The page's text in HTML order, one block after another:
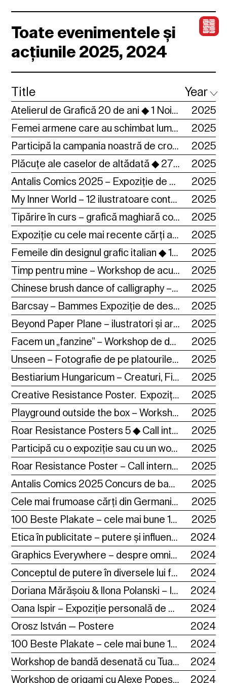
Toate evenimentele și
acțiunile 2025, 2024
Title Year
Atelierul de Grafică 20 de ani ◆ 1 Noiembrie – 30 Noiembrie 2025
2025
Femei armene care au schimbat lumea – Ilustrații de Maretta Aivazian. ◆ 01-30 Noiembrie 2025 ◆
2025
Participă la campania noastră de crowdfunding ◆ Până la 30 Noiembrie ◆
2025
Plăcuțe ale caselor de altădată ◆ 27 Octombrie – 4 Noiembrie 2025 ◆
2025
Antalis Comics 2025 – Expoziție de bandă desenată ◆ 1-30 Noiembrie 2025 ◆
2025
My Inner World – 12 ilustratoare contemporane ◆ 1-30 Noiembrie 2025 ◆
2025
Tipărire în curs – grafică maghiară contemporană ◆ 23 Octombrie – 15 Noiembrie ◆
2025
Expoziție cu cele mai recente cărți ale Annei Benczédi ◆ 1-30 Noiembrie 2025 ◆
2025
Femeile din designul grafic italian ◆ 1-30 Noiembrie 2025 ◆
2025
Timp pentru mine – Workshop de acuarelă, pentru adulți, cu Ana-Maria Gălețeanu ◆ 8 Noiembrie 2025 ◆
2025
Chinese brush dance of calligraphy – Workshop de caligrafie chineză cu Andreea Pașca ◆ 1-2 Noiembrie 2025 ◆
2025
Barcsay – Bammes Expoziție de desene ◆ 13 Octombrie – 5 decembrie ◆
2025
Beyond Paper Plane – ilustratori și artiști cehi contemporani ◆ 01-29 Noiembrie 2025 ◆
2025
Facem un „fanzine” – Workshop de desen și pictură pentru copii, cu Ana-Maria Gălețeanu ◆ 9 Noiembrie 2025 ◆
2025
Unseen – Fotografie de pe platourile de filmare ◆ 9. 11 – 5. 12. 2025 Vernisaj 9. 11 ora 19.00 ◆
2025
Bestiarium Hungaricum – Creaturi, Ființe Minunate din Folclorul Maghiar ◆ 01-30.11. 2025 ◆
2025
Creative Resistance Poster. Expoziție de afișe Ucraina ◆ 01-30 Noiembrie ◆
2025
Playground outside the box – Workshop de bandă desenată cu Anna Benczédi ◆ 22-23 Noiembrie 2025 ◆
2025
Roar Resistance Posters 5 ◆ Call internațional de afiș ◆ Până la 30 Septembrie ◆
2025
Participă cu o expoziție sau cu un workshop ◆ Până la 10 Octombrie ◆
2025
Roar Resistance Poster – Call internațional de afiș ◆ 01-30 Noiembrie 2025 ◆
2025
Antalis Comics 2025 Concurs de bandă desenată ◆ până la 30 Septembrie 2025 ◆
2025
Cele mai frumoase cărți din Germania și Austria ◆ 01-30 Noiembrie 2025 ◆
2025
100 Beste Plakate – cele mai bune 100 ale lui 2024, din Germania, Elveția, Austria ◆ 01-30 Noiembrie 2025 ◆
2025
Etica în publicitate – putere și influență în teenvertising
2024
Graphics Everywhere – despre omniprezența fenomenului grafic
2024
Conceptul de putere în diversele lui forme.
2024
Doriana Mărășoiu & Ilona Polanski – Ilustrații
2024
Oana Ispir – Expoziție personală de carte ilustrată
2024
Orosz István — Postere
2024
100 Beste Plakate – cele mai bune 100 afișe ale anului 2022, din Germania, Elveția, Austria
2024
Workshop de bandă desenată cu Tuan Nini — No More talking heads
2024
Workshop de origami cu Alexe Popescu – Origamix
2024